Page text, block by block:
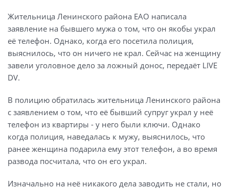
Жительница Ленинского района ЕАО написала
заявление на бывшего мужа о том, что он якобы украл
её телефон. Однако, когда его посетила полиция,
выяснилось, что он ничего не крал. Сейчас на женщину
завели уголовное дело за ложный донос, передаёт LIVE
DV.
В полицию обратилась жительница Ленинского района
с заявлением о том, что её бывший супруг украл у неё
телефон из квартиры - у него были ключи. Однако
когда полиция, наведалась к мужу, выяснилось, что
ранее женщина подарила ему этот телефон, а во время
развода посчитала, что он его украл.
Изначально на неё никакого дела заводить не стали, но